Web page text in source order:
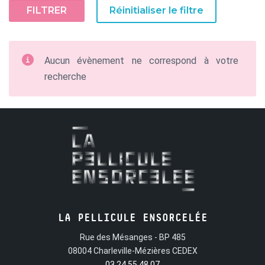
FILTRER Réinitialiser le filtre
Aucun évènement ne correspond à votre
recherche
LA PELLICULE ENSORCELÉE
Rue des Mésanges - BP 485
08004 Charleville-Mézières CEDEX